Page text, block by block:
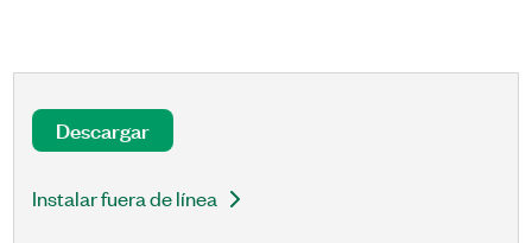
Descargar
Instalar fuera de línea